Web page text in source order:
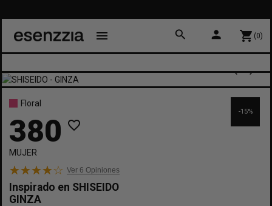
menu search person shopping_cart (0)
-15%
Floral
380 favorite_border
MUJER
Ver 6 Opiniones
Inspirado en SHISEIDO
GINZA